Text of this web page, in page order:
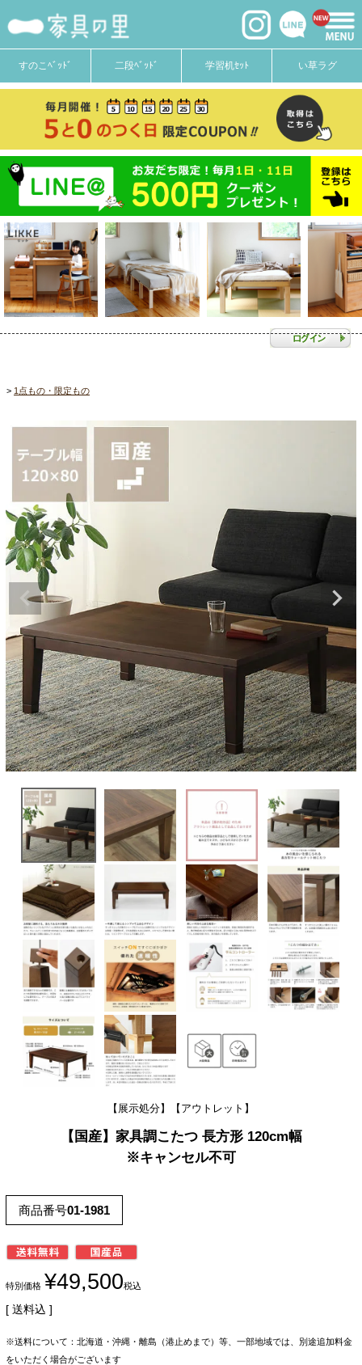
すのこﾍﾞｯﾄﾞ 二段ﾍﾞｯﾄﾞ 学習机ｾｯﾄ い草ラグ
1点もの・限定もの
【展示処分】【アウトレット】
【国産】家具調こたつ 長方形 120cm幅
※キャンセル不可
商品番号01-1981
特別価格 ¥49,500税込
送料込
※送料について：北海道・沖縄・離島（港止めまで）等、一部地域では、別途追加料金
をいただく場合がございます